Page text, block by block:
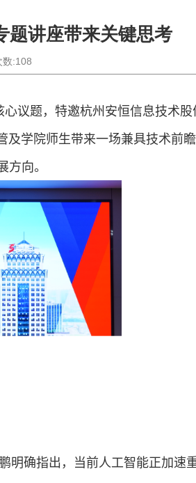
题讲座带来关键思考
数:108
议题，特邀杭州安恒信息技术股
及学院师生带来一场兼具技术前
方向。
明确指出，当前人工智能正加速